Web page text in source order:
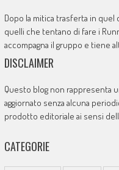
Dopo la mitica trasferta in
quelli che tentano di fare i
accompagna il gruppo e tiene
DISCLAIMER
Questo blog non rappresenta
aggiornato senza alcuna
prodotto editoriale ai sensi
CATEGORIE